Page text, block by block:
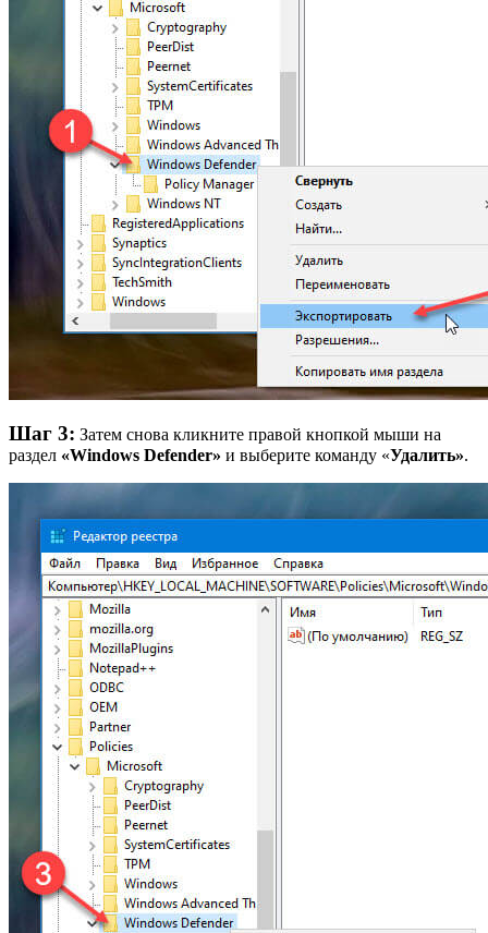
Шаг 3: Затем снова кликните правой кнопкой мыши на
раздел «Windows Defender» и выберите команду «Удалить».